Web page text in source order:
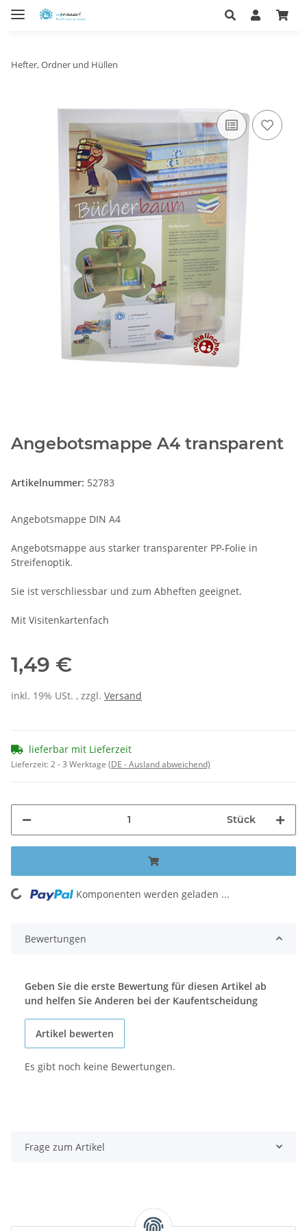
Hefter, Ordner und Hüllen
Angebotsmappe A4 transparent
Artikelnummer: 52783
Angebotsmappe DIN A4
Angebotsmappe aus starker transparenter PP-Folie in
Streifenoptik.
Sie ist verschliessbar und zum Abheften geeignet.
Mit Visitenkartenfach
1,49 €
inkl. 19% USt. , zzgl. Versand
lieferbar mit Lieferzeit
Lieferzeit:2 - 3 Werktage (DE - Ausland abweichend)
Stück
Loading... Komponenten werden geladen ...
Bewertungen
Geben Sie die erste Bewertung für diesen Artikel ab
und helfen Sie Anderen bei der Kaufentscheidung
Artikel bewerten
Es gibt noch keine Bewertungen.
Frage zum Artikel